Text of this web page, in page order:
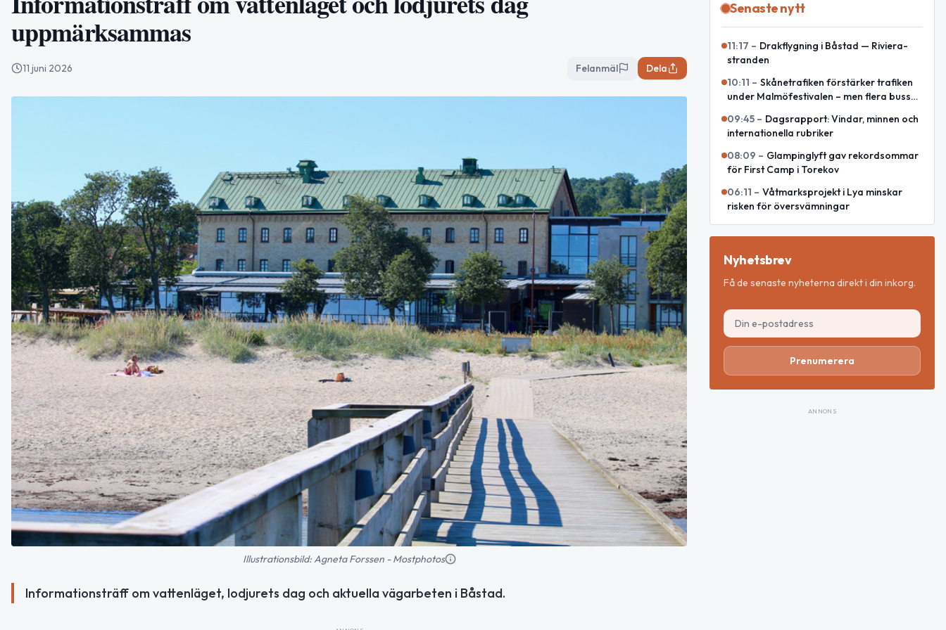
uppmärksammas
11 juni 2026 Felanmäl Dela
Illustrationsbild: Agneta Forssen - Mostphotos
Informationsträff om vattenläget, lodjurets dag och aktuella vägarbeten i Båstad.
Senaste nytt
11:17 – Drakflygning i Båstad — Riviera-
stranden
10:11 – Skånetrafiken förstärker trafiken
under Malmöfestivalen – men flera bussar
09:45 – Dagsrapport: Vindar, minnen och
internationella rubriker
08:09 – Glampinglyft gav rekordsommar
för First Camp i Torekov
06:11 – Våtmarksprojekt i Lya minskar
risken för översvämningar
Nyhetsbrev
Få de senaste nyheterna direkt i din inkorg.
Prenumerera
ANNONS